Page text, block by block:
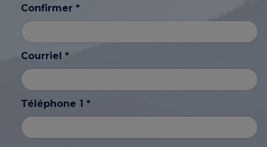
Confirmer *
Courriel *
Téléphone 1 *